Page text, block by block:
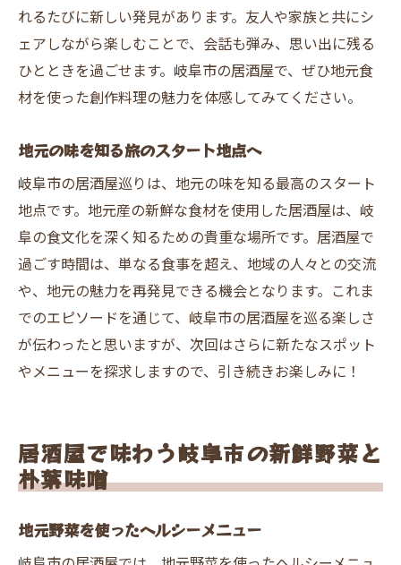
れるたびに新しい発見があります。友人や家族と共にシ
ェアしながら楽しむことで、会話も弾み、思い出に残る
ひとときを過ごせます。岐阜市の居酒屋で、ぜひ地元食
材を使った創作料理の魅力を体感してみてください。
地元の味を知る旅のスタート地点へ
岐阜市の居酒屋巡りは、地元の味を知る最高のスタート
地点です。地元産の新鮮な食材を使用した居酒屋は、岐
阜の食文化を深く知るための貴重な場所です。居酒屋で
過ごす時間は、単なる食事を超え、地域の人々との交流
や、地元の魅力を再発見できる機会となります。これま
でのエピソードを通じて、岐阜市の居酒屋を巡る楽しさ
が伝わったと思いますが、次回はさらに新たなスポット
やメニューを探求しますので、引き続きお楽しみに！
居酒屋で味わう岐阜市の新鮮野菜と
朴葉味噌
地元野菜を使ったヘルシーメニュー